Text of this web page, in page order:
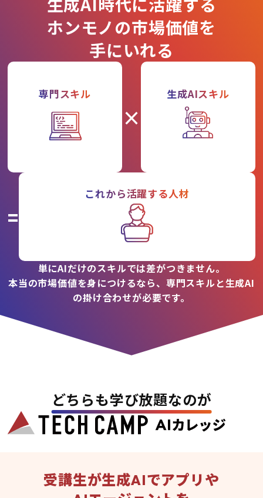
ホンモノの市場価値を
手にいれる
専門スキル
×
生成AIスキル
=
これから活躍する人材
単にAIだけのスキルでは差がつきません。
本当の市場価値を身につけるなら、専門スキルと生成AI
の掛け合わせが必要です。
どちらも学び放題なのが
受講生が生成AIでアプリや